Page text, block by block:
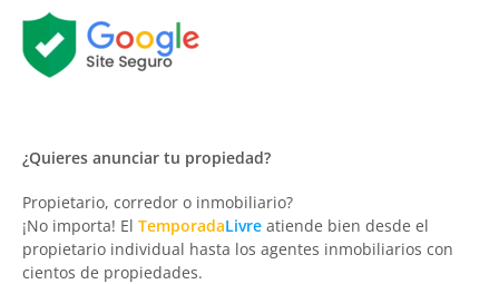
¿Quieres anunciar tu propiedad?
Propietario, corredor o inmobiliario?
¡No importa! El TemporadaLivre atiende bien desde el
propietario individual hasta los agentes inmobiliarios con
cientos de propiedades.